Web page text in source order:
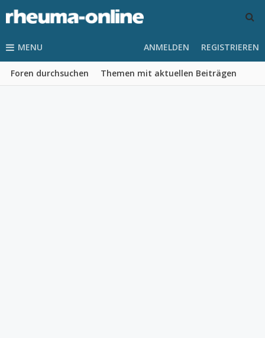
MENU
Foren durchsuchen Themen mit aktuellen Beiträgen
ANMELDEN REGISTRIEREN